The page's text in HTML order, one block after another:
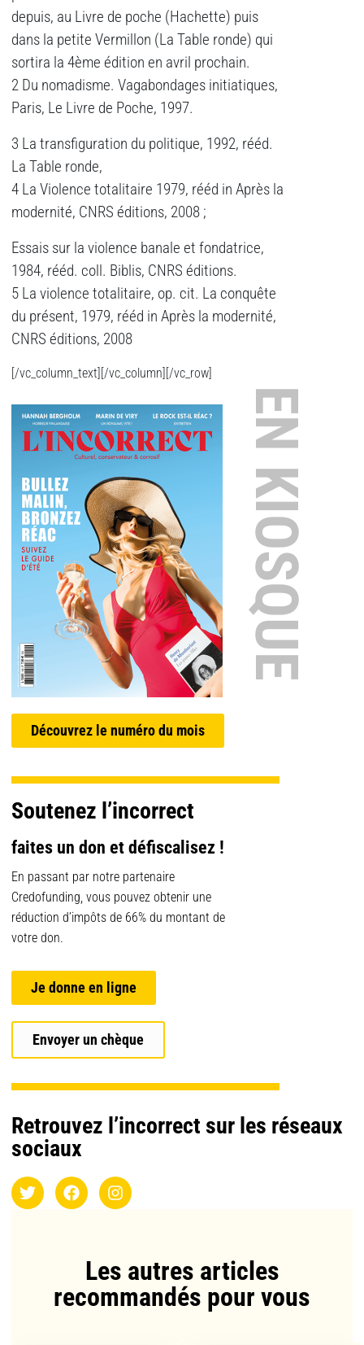
depuis, au Livre de poche (Hachette) puis
dans la petite Vermillon (La Table ronde) qui
sortira la 4ème édition en avril prochain.
2 Du nomadisme. Vagabondages initiatiques,
Paris, Le Livre de Poche, 1997.
3 La transfiguration du politique, 1992, rééd.
La Table ronde,
4 La Violence totalitaire 1979, rééd in Après la
modernité, CNRS éditions, 2008 ;
Essais sur la violence banale et fondatrice,
1984, rééd. coll. Biblis, CNRS éditions.
5 La violence totalitaire, op. cit. La conquête
du présent, 1979, rééd in Après la modernité,
CNRS éditions, 2008
[/vc_column_text][/vc_column][/vc_row]
EN KIOSQUE
Découvrez le numéro du mois
Soutenez l’incorrect
faites un don et défiscalisez !
En passant par notre partenaire
Credofunding, vous pouvez obtenir une
réduction d’impôts de 66% du montant de
votre don.
Je donne en ligne
Envoyer un chèque
Retrouvez l’incorrect sur les réseaux
sociaux
Les autres articles
recommandés pour vous​